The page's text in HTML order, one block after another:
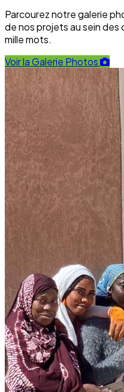
Parcourez notre galerie
de nos projets au sein des
mille mots.
Voir la Galerie Photos